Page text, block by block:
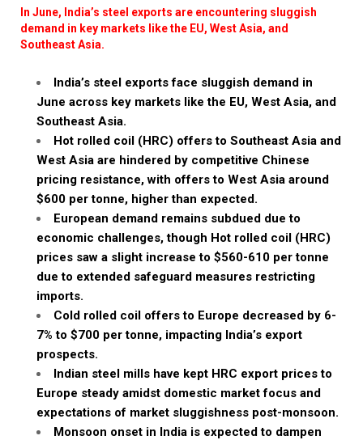
In June, India’s steel exports are encountering sluggish
demand in key markets like the EU, West Asia, and
Southeast Asia.
India’s steel exports face sluggish demand in
June across key markets like the EU, West Asia, and
Southeast Asia.
Hot rolled coil (HRC) offers to Southeast Asia and
West Asia are hindered by competitive Chinese
pricing resistance, with offers to West Asia around
$600 per tonne, higher than expected.
European demand remains subdued due to
economic challenges, though Hot rolled coil (HRC)
prices saw a slight increase to $560-610 per tonne
due to extended safeguard measures restricting
imports.
Cold rolled coil offers to Europe decreased by 6-
7% to $700 per tonne, impacting India’s export
prospects.
Indian steel mills have kept HRC export prices to
Europe steady amidst domestic market focus and
expectations of market sluggishness post-monsoon.
Monsoon onset in India is expected to dampen